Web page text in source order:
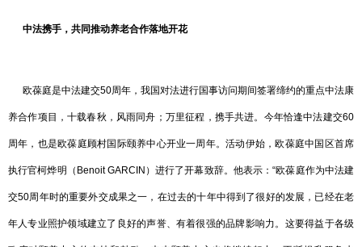
中法携手，共同推动养老合作落地开花
欧葆庭是中法建交50周年，我国对法进行国事访问期间签署缔约的重点中法康
养合作项目，十载春秋，风雨同舟；万里征程，携手共进。今年恰逢中法建交60
周年，也是欧葆庭顾村国际颐养中心开业一周年。活动伊始，欧葆庭中国区首席
执行官柯烨明（Benoit GARCIN）进行了开幕致辞。他表示：“欧葆庭作为中法建
交50周年时的重要外交成果之一，在过去的十年中得到了很好的发展，已经在老
年人专业照护领域建立了良好的声誉、有着很强的品牌影响力。这要得益于各级